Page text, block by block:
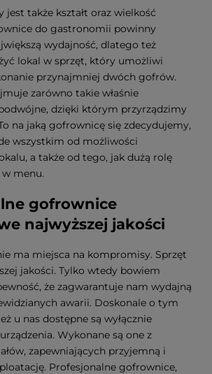
jest także kształt oraz wielkość
do gastronomii powinny
wydajność, dlatego też
lokal w sprzęt, który umożliwi
przynajmniej dwóch gofrów.
zarówno takie właśnie
dzięki którym przyrządzimy
na jaką gofrownicę się zdecydujemy,
wszystkim od możliwości
a także od tego, jak dużą rolę
menu.
gofrownice
najwyższej jakości
ma miejsca na kompromisy. Sprzęt
jakości. Tylko wtedy bowiem
że zagwarantuje nam wydajną
awarii. Doskonale o tym
u nas dostępne są wyłącznie
Wykonane są one z
zapewniających przyjemną i
Profesjonalne gofrownice,